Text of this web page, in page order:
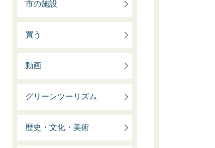
市の施設
買う
動画
グリーンツーリズム
歴史・文化・美術